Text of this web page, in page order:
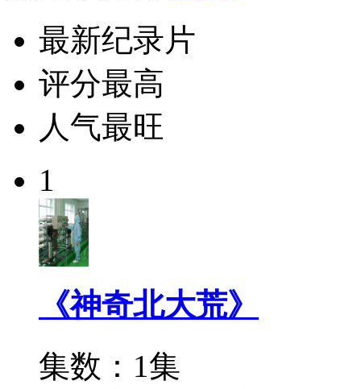
最新纪录片
评分最高
人气最旺
1
《神奇北大荒》
集数：1集